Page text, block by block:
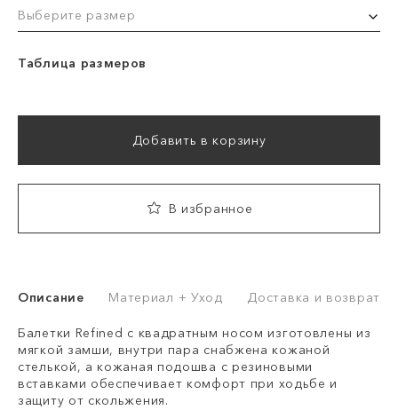
Выберите размер
Таблица размеров
Добавить в корзину
В избранное
Описание Материал + Уход Доставка и возврат
Балетки Refined с квадратным носом изготовлены из
мягкой замши, внутри пара снабжена кожаной
стелькой, а кожаная подошва с резиновыми
вставками обеспечивает комфорт при ходьбе и
защиту от скольжения.